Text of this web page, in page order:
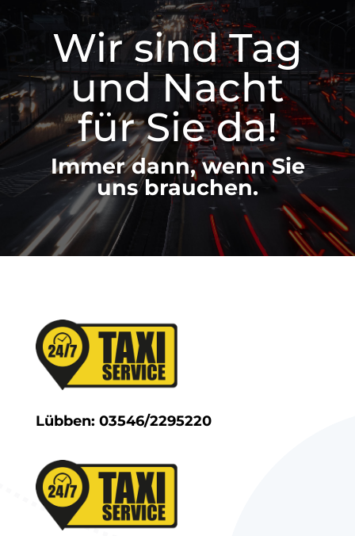
Wir sind Tag
und Nacht
für Sie da!
Immer dann, wenn Sie
uns brauchen.
Lübben: 03546/2295220